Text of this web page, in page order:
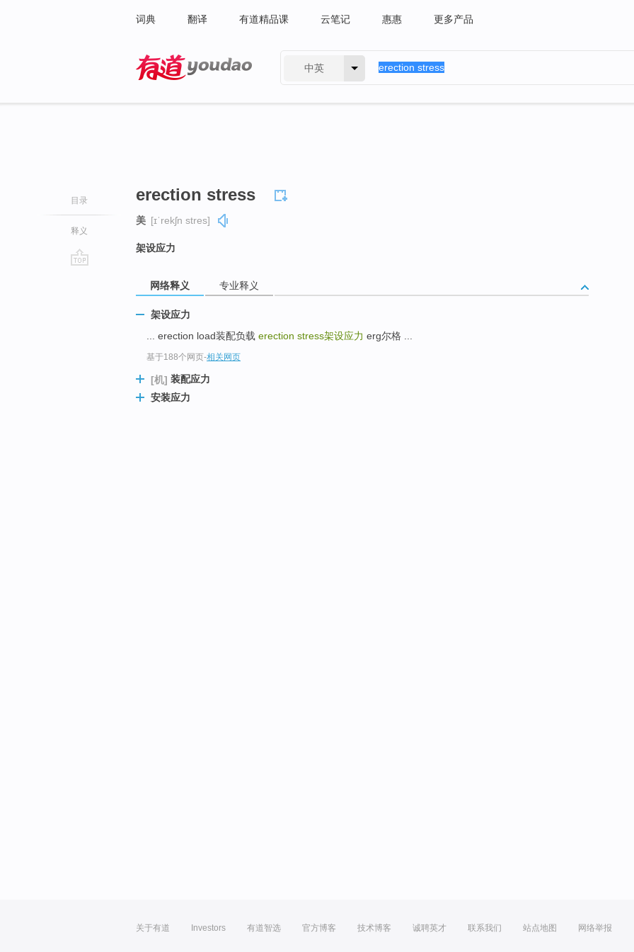
词典 翻译 有道精品课 云笔记 惠惠 更多产品
中英
目录
释义
erection stress
美 [ɪˈrekʃn stres]
架设应力
网络释义 专业释义
架设应力
... erection load装配负载 erection stress架设应力 erg尔格 ...
基于188个网页-相关网页
[机] 装配应力
安装应力
关于有道 Investors 有道智选 官方博客 技术博客 诚聘英才 联系我们 站点地图 网络举报